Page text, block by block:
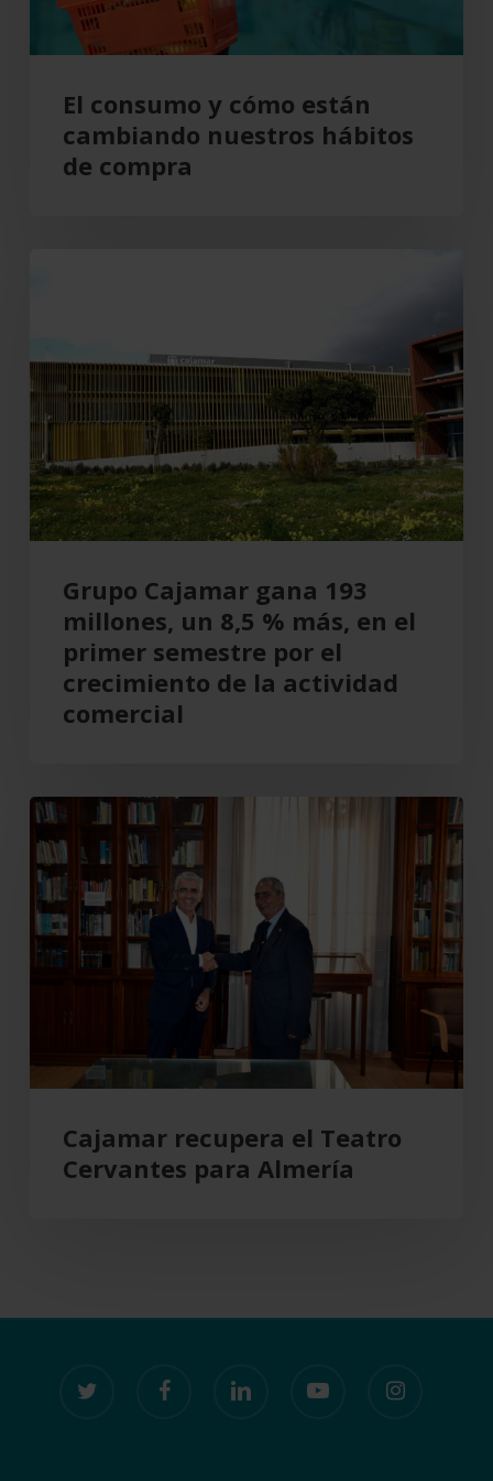
compra
El consumo y cómo están
cambiando nuestros hábitos
de compra
193
millones,
un
8,5
%
más,
en
primer
semestre
crecimiento
actividad
comercial
Grupo Cajamar gana 193
millones, un 8,5 % más, en el
primer semestre por el
crecimiento de la actividad
comercial
Cajamar
recupera
el
Teatro
Cervantes
para
Cajamar recupera el Teatro
Cervantes para Almería